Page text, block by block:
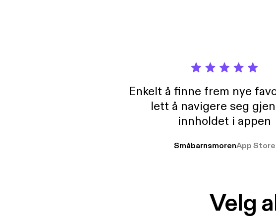
Enkelt å finne frem nye
lett å navigere seg
innholdet i appen
SmåbarnsmorenApp Store
Velg